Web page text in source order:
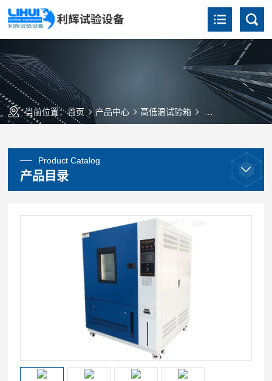
当前位置：首页 产品中心 高低温试验箱 GDW-500高低温
Product Catalog
产品目录